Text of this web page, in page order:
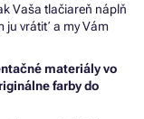
Vaša tlačiareň náplň
ju vrátiť a my Vám
materiály vo
farby do